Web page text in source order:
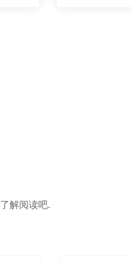
解阅读吧.